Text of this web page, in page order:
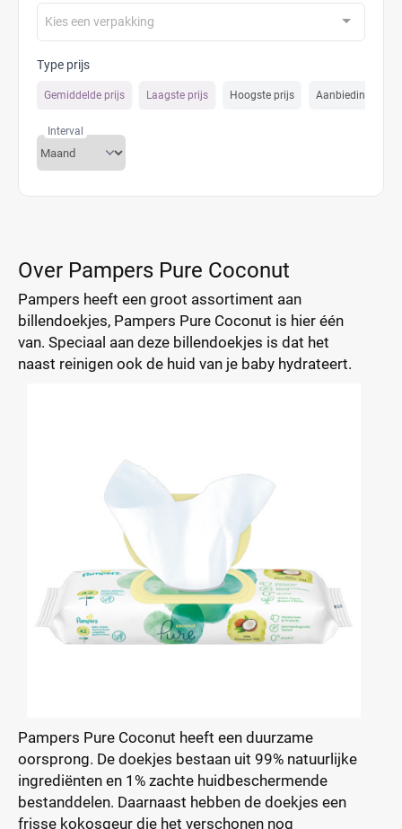
Kies een verpakking
Type prijs
Gemiddelde prijs Laagste prijs Hoogste prijs Aanbiedings prijs
Interval
Over Pampers Pure Coconut
Pampers heeft een groot assortiment aan
billendoekjes, Pampers Pure Coconut is hier één
van. Speciaal aan deze billendoekjes is dat het
naast reinigen ook de huid van je baby hydrateert.
Pampers Pure Coconut heeft een duurzame
oorsprong. De doekjes bestaan uit 99% natuurlijke
ingrediënten en 1% zachte huidbeschermende
bestanddelen. Daarnaast hebben de doekjes een
frisse kokosgeur die het verschonen nog